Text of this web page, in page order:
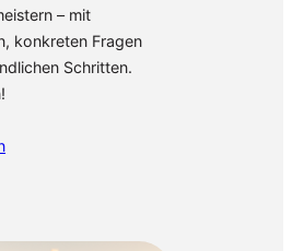
– mit
konkreten Fragen
Schritten.